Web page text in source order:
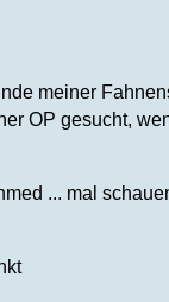
meiner
OP gesucht,
... mal